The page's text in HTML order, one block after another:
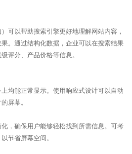
可以帮助搜索引擎更好地理解网站内容，
。通过结构化数据，企业可以在搜索结果
评分、产品价格等信息。
均能正常显示。使用响应式设计可以自动
屏幕。
，确保用户能够轻松找到所需信息。可考
节省屏幕空间。